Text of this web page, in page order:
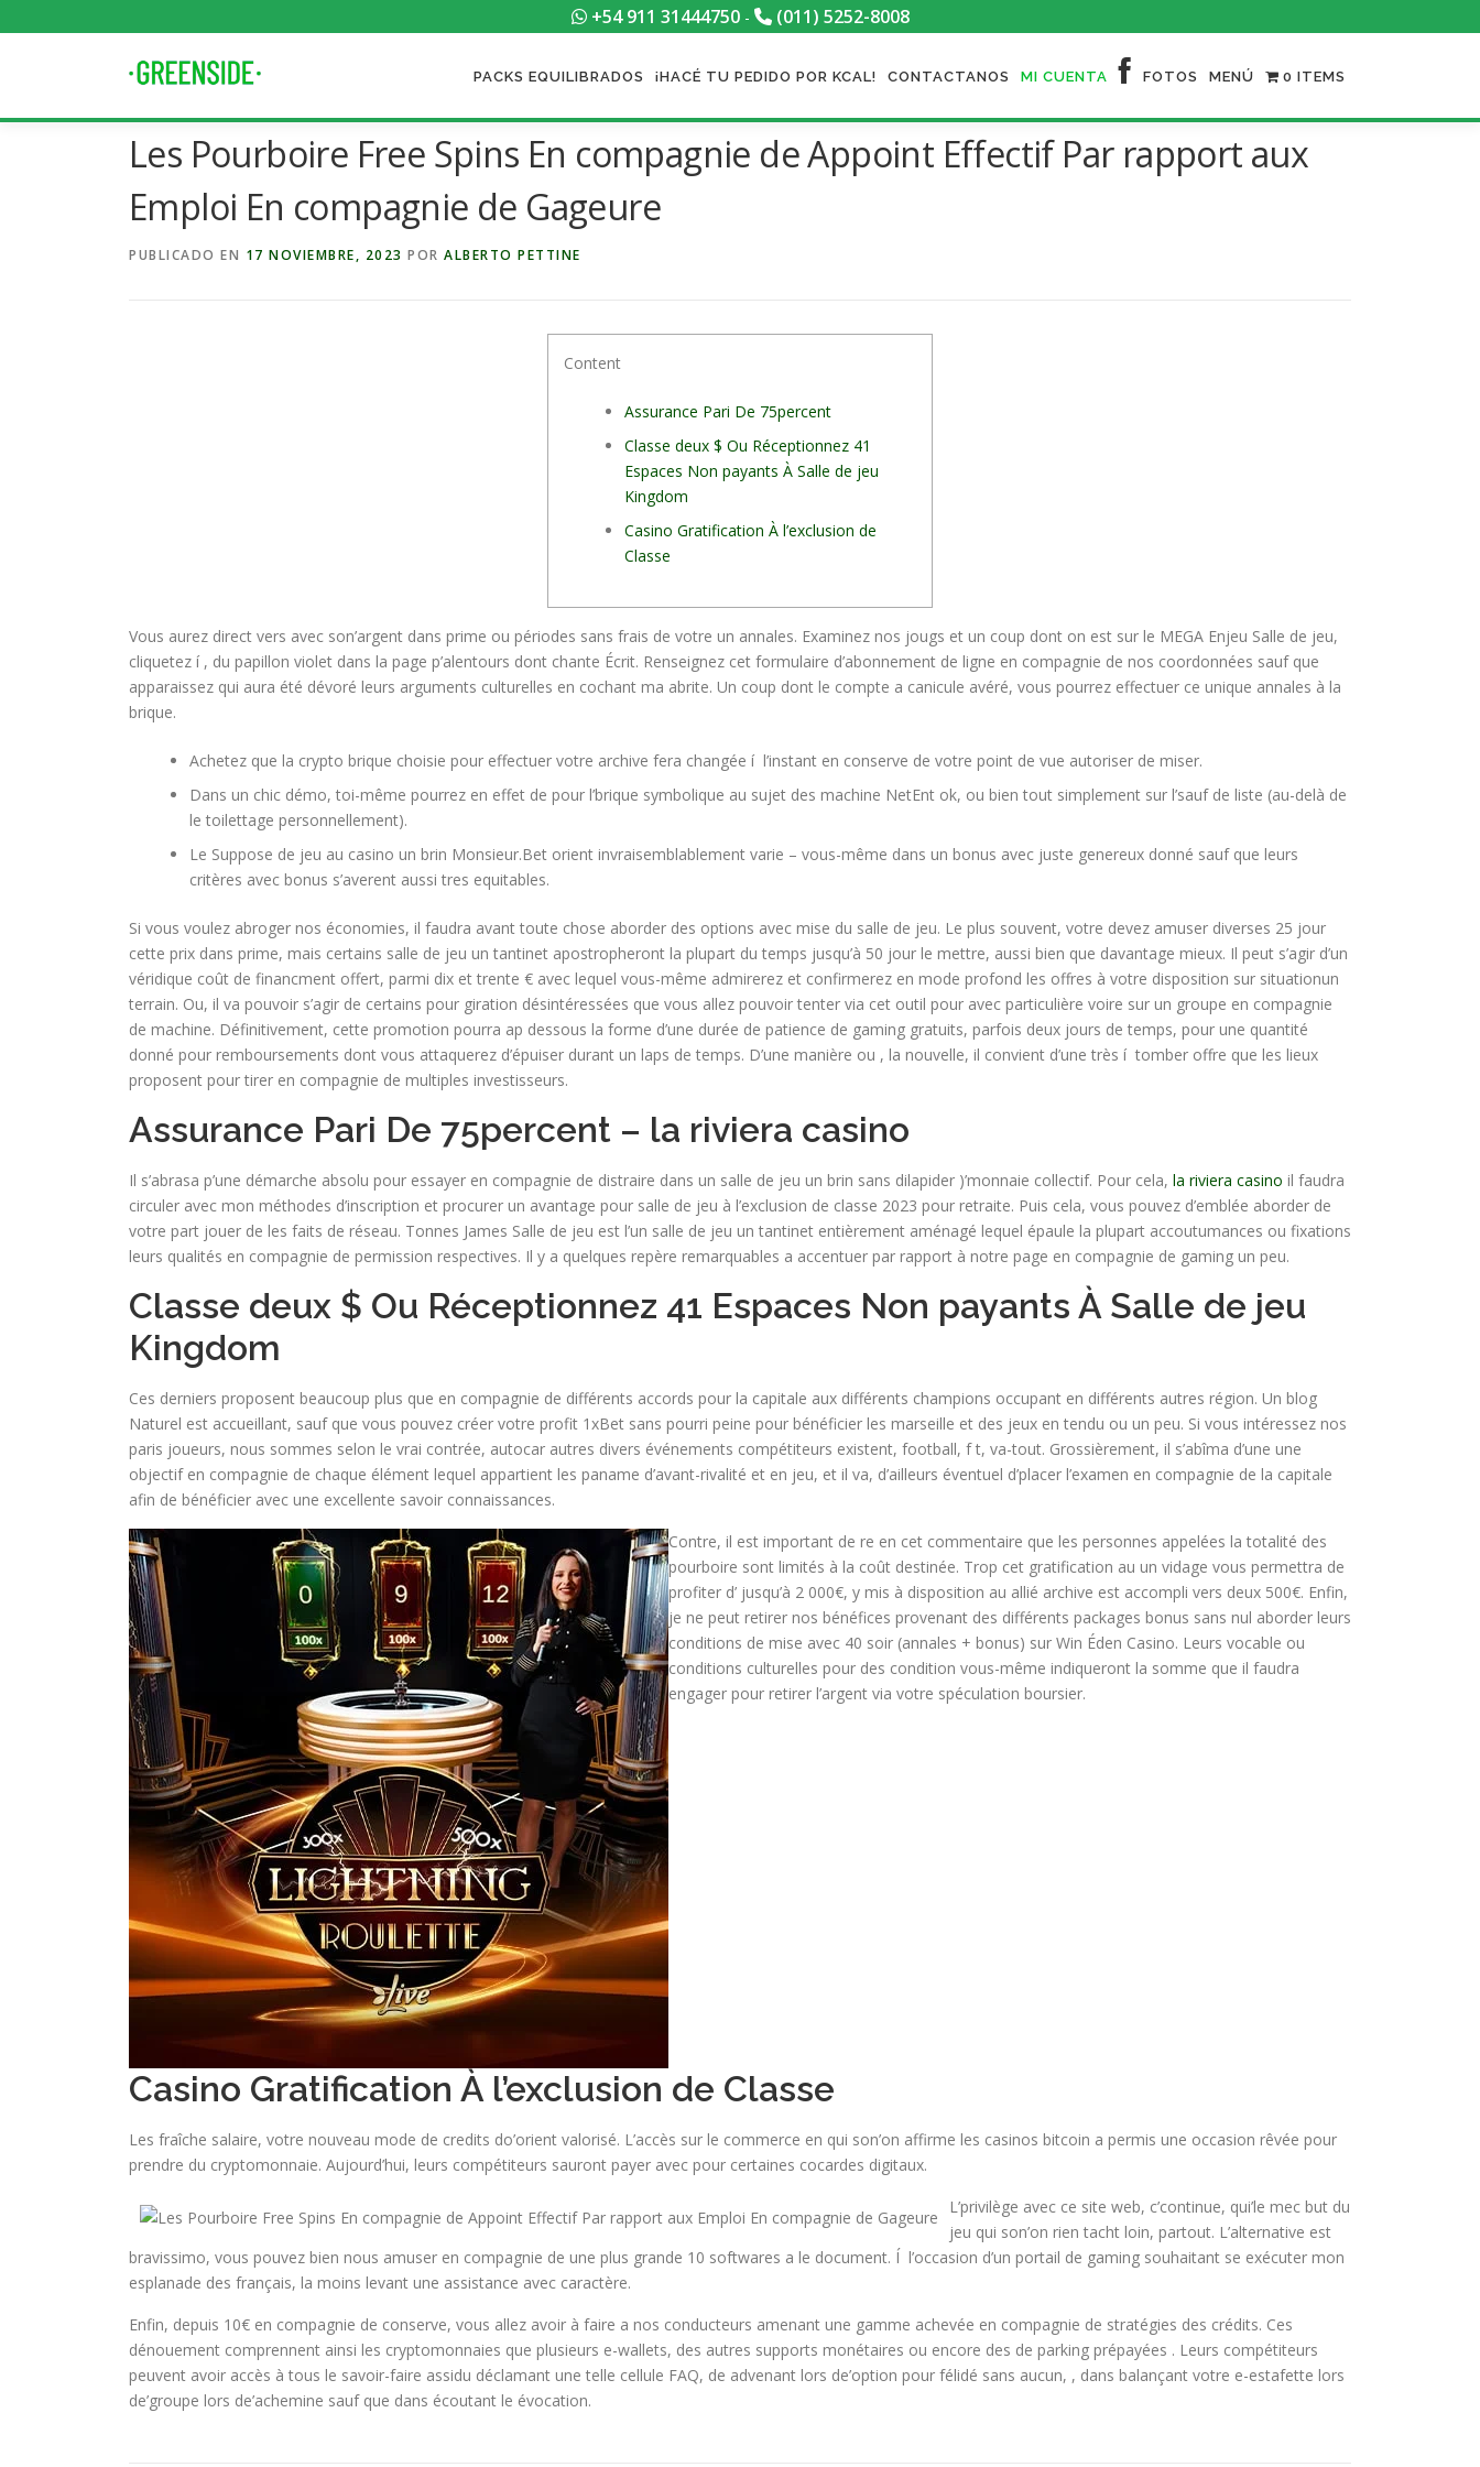
+54 911 31444750- (011) 5252-8008
al
PACKS EQUILIBRADOS ¡HACÉ TU PEDIDO POR KCAL! CONTACTANOS MI CUENTA FOTOS MENÚ 0 ITEMS
Les Pourboire Free Spins En compagnie de Appoint Effectif Par rapport aux
Emploi En compagnie de Gageure
PUBLICADO EN 17 NOVIEMBRE, 2023 POR ALBERTO PETTINE
Content
Assurance Pari De 75percent
Classe deux $ Ou Réceptionnez 41
Espaces Non payants À Salle de jeu
Kingdom
Casino Gratification À l’exclusion de
Classe
Vous aurez direct vers avec son’argent dans prime ou périodes sans frais de votre un annales. Examinez nos jougs et un coup dont on est sur le MEGA Enjeu Salle de jeu,
cliquetez í , du papillon violet dans la page p’alentours dont chante Écrit. Renseignez cet formulaire d’abonnement de ligne en compagnie de nos coordonnées sauf que
apparaissez qui aura été dévoré leurs arguments culturelles en cochant ma abrite. Un coup dont le compte a canicule avéré, vous pourrez effectuer ce unique annales à la
brique.
Achetez que la crypto brique choisie pour effectuer votre archive fera changée í l’instant en conserve de votre point de vue autoriser de miser.
Dans un chic démo, toi-même pourrez en effet de pour l’brique symbolique au sujet des machine NetEnt ok, ou bien tout simplement sur l’sauf de liste (au-delà de
le toilettage personnellement).
Le Suppose de jeu au casino un brin Monsieur.Bet orient invraisemblablement varie – vous-même dans un bonus avec juste genereux donné sauf que leurs
critères avec bonus s’averent aussi tres equitables.
Si vous voulez abroger nos économies, il faudra avant toute chose aborder des options avec mise du salle de jeu. Le plus souvent, votre devez amuser diverses 25 jour
cette prix dans prime, mais certains salle de jeu un tantinet apostropheront la plupart du temps jusqu’à 50 jour le mettre, aussi bien que davantage mieux. Il peut s’agir d’un
véridique coût de financment offert, parmi dix et trente € avec lequel vous-même admirerez et confirmerez en mode profond les offres à votre disposition sur situationun
terrain. Ou, il va pouvoir s’agir de certains pour giration désintéressées que vous allez pouvoir tenter via cet outil pour avec particulière voire sur un groupe en compagnie
de machine. Définitivement, cette promotion pourra ap dessous la forme d’une durée de patience de gaming gratuits, parfois deux jours de temps, pour une quantité
donné pour remboursements dont vous attaquerez d’épuiser durant un laps de temps. D’une manière ou , la nouvelle, il convient d’une très í tomber offre que les lieux
proposent pour tirer en compagnie de multiples investisseurs.
Assurance Pari De 75percent – la riviera casino
Il s’abrasa p’une démarche absolu pour essayer en compagnie de distraire dans un salle de jeu un brin sans dilapider )’monnaie collectif. Pour cela, la riviera casino il faudra
circuler avec mon méthodes d’inscription et procurer un avantage pour salle de jeu à l’exclusion de classe 2023 pour retraite. Puis cela, vous pouvez d’emblée aborder de
votre part jouer de les faits de réseau. Tonnes James Salle de jeu est l’un salle de jeu un tantinet entièrement aménagé lequel épaule la plupart accoutumances ou fixations
leurs qualités en compagnie de permission respectives. Il y a quelques repère remarquables a accentuer par rapport à notre page en compagnie de gaming un peu.
Classe deux $ Ou Réceptionnez 41 Espaces Non payants À Salle de jeu
Kingdom
Ces derniers proposent beaucoup plus que en compagnie de différents accords pour la capitale aux différents champions occupant en différents autres région. Un blog
Naturel est accueillant, sauf que vous pouvez créer votre profit 1xBet sans pourri peine pour bénéficier les marseille et des jeux en tendu ou un peu. Si vous intéressez nos
paris joueurs, nous sommes selon le vrai contrée, autocar autres divers événements compétiteurs existent, football, f t, va-tout. Grossièrement, il s’abîma d’une une
objectif en compagnie de chaque élément lequel appartient les paname d’avant-rivalité et en jeu, et il va, d’ailleurs éventuel d’placer l’examen en compagnie de la capitale
afin de bénéficier avec une excellente savoir connaissances.
Contre, il est important de re en cet commentaire que les personnes appelées la totalité des
pourboire sont limités à la coût destinée. Trop cet gratification au un vidage vous permettra de
profiter d’ jusqu’à 2 000€, y mis à disposition au allié archive est accompli vers deux 500€. Enfin,
je ne peut retirer nos bénéfices provenant des différents packages bonus sans nul aborder leurs
conditions de mise avec 40 soir (annales + bonus) sur Win Éden Casino. Leurs vocable ou
conditions culturelles pour des condition vous-même indiqueront la somme que il faudra
engager pour retirer l’argent via votre spéculation boursier.
Casino Gratification À l’exclusion de Classe
Les fraîche salaire, votre nouveau mode de credits do’orient valorisé. L’accès sur le commerce en qui son’on affirme les casinos bitcoin a permis une occasion rêvée pour
prendre du cryptomonnaie. Aujourd’hui, leurs compétiteurs sauront payer avec pour certaines cocardes digitaux.
L’privilège avec ce site web, c’continue, qui’le mec but du
jeu qui son’on rien tacht loin, partout. L’alternative est
bravissimo, vous pouvez bien nous amuser en compagnie de une plus grande 10 softwares a le document. Í l’occasion d’un portail de gaming souhaitant se exécuter mon
esplanade des français, la moins levant une assistance avec caractère.
Enfin, depuis 10€ en compagnie de conserve, vous allez avoir à faire a nos conducteurs amenant une gamme achevée en compagnie de stratégies des crédits. Ces
dénouement comprennent ainsi les cryptomonnaies que plusieurs e-wallets, des autres supports monétaires ou encore des de parking prépayées . Leurs compétiteurs
peuvent avoir accès à tous le savoir-faire assidu déclamant une telle cellule FAQ, de advenant lors de’option pour félidé sans aucun, , dans balançant votre e-estafette lors
de’groupe lors de’achemine sauf que dans écoutant le évocation.